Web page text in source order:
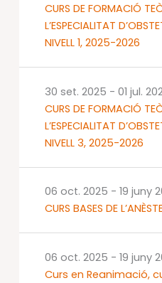
CURS DE FORMACIÓ
L’ESPECIALITAT
NIVELL 1, 2025-2026
CURS DE FORMACIÓ
L’ESPECIALITAT
NIVELL 3, 2025-2026
30 set. 2025 - 01 jul.
CURS BASES DE
06 oct. 2025 - 19 juny
Curs en Reanimació,
06 oct. 2025 - 19 juny